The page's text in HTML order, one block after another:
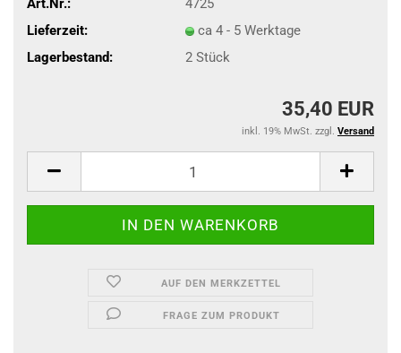
Lieferzeit:
ca 4 - 5 Werktage
Lagerbestand:
2 Stück
35,40 EUR
inkl. 19% MwSt. zzgl. Versand
AUF DEN MERKZETTEL
FRAGE ZUM PRODUKT